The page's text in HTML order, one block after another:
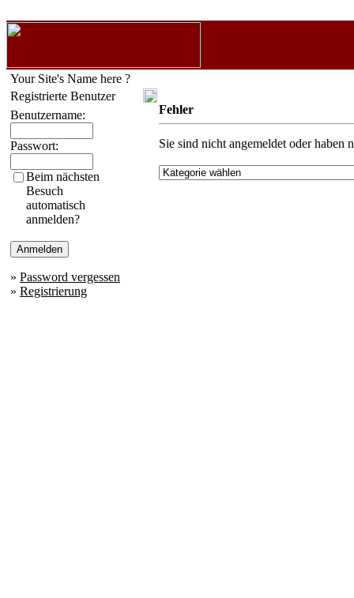
Your Site's Name here ?
Registrierte Benutzer
Benutzername:
Passwort:
Beim nächsten
Besuch
automatisch
anmelden?
» Password vergessen
» Registrierung
Fehler
Sie sind nicht angemeldet oder haben